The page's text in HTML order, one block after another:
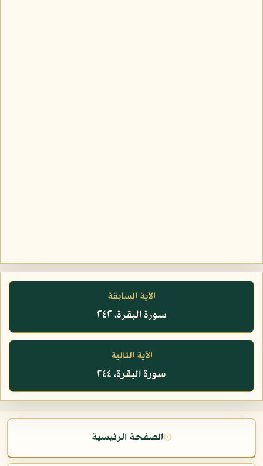
الآية السابقة
سورة البقرة، ٢٤٢
الآية التالية
سورة البقرة، ٢٤٤
۞الصفحة الرئيسية